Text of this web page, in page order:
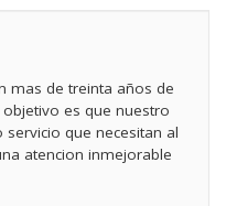
mas de treinta años de
es que nuestro
que necesitan al
atencion inmejorable